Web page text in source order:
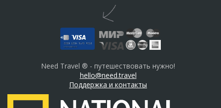
Need Travel ® - путешествовать нужно!
hello@need.travel
Поддержка и контакты